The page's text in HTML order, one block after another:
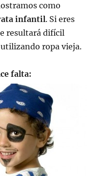
como
infantil. Si eres
resultará difícil
ropa vieja.
falta: